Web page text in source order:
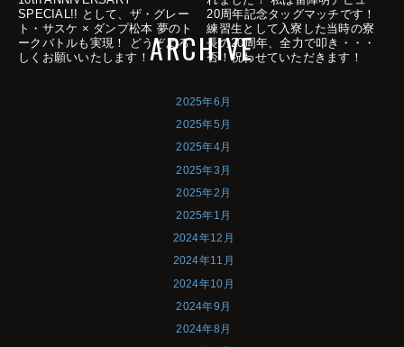
SPECIAL!! として、ザ・グレー
ト・サスケ × ダンプ松本 夢のト
ークバトルも実現！ どうぞよろ
しくお願いいたします！
20周年記念タッグマッチです！
練習生として入寮した当時の寮
長の20周年、全力で叩き・・・
否！祝わせていただきます！
ARCHIVE
2025年6月
2025年5月
2025年4月
2025年3月
2025年2月
2025年1月
2024年12月
2024年11月
2024年10月
2024年9月
2024年8月